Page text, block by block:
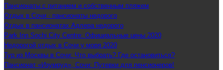
Пансионаты с питанием и собственным пляжем
Отдых в Сочи - пансионаты недорого
Отдых в пансионатах Адлера недорого
Park Inn Sochi City Centre: Официальные цены 2020
Недорогой отдых в Сочи у моря 2020
Тур из Москвы в Сочи: Что выбрать? Где остановиться?
Пансионат «Изумруд», Сочи: Путевки для пенсионеров!